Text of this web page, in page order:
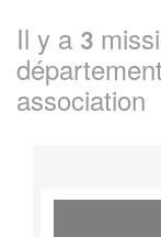
Il y a 3
département
association